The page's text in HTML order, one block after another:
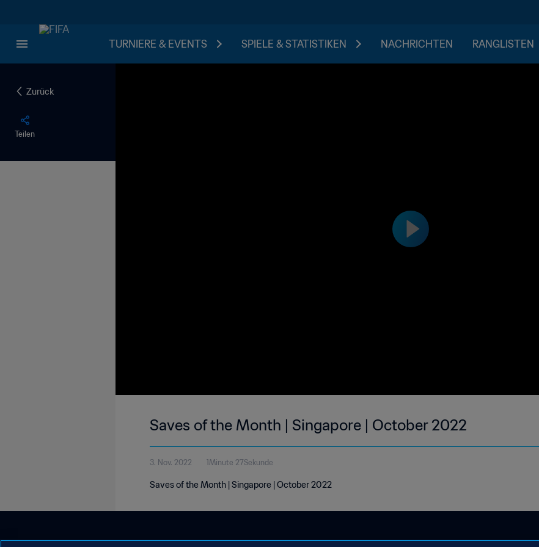
TURNIERE & EVENTS SPIELE & STATISTIKEN NACHRICHTEN RANGLISTEN
Zurück
Teilen
Saves of the Month | Singapore | October 2022
3. Nov. 2022 1Minute 27Sekunde
Saves of the Month | Singapore | October 2022